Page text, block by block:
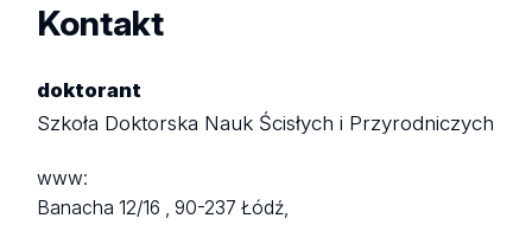
Kontakt
doktorant
Szkoła Doktorska Nauk Ścisłych i Przyrodniczych
www:
Banacha 12/16 ,90-237 Łódź,